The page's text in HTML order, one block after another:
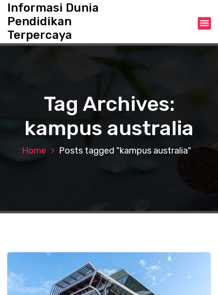
t
Informasi Dunia
Pendidikan
Terpercaya
Tag Archives:
kampus australia
Home Posts tagged "kampus australia"